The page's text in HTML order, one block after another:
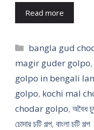
Read more
Categories
bangla gud
magir guder golpo,
golpo in bengali
golpo, kochi mal
chodar golpo, অবৈধ
চোদার চটি গল্প, বাংলা চটি গল্প